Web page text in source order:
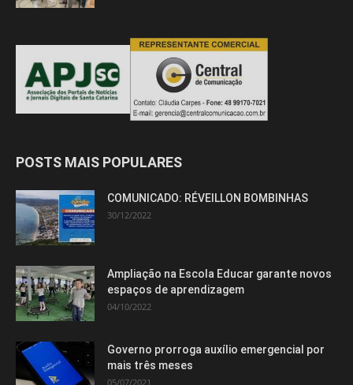
POSTS MAIS POPULARES
COMUNICADO: RÉVEILLON BOMBINHAS
30/12/2022
Ampliação na Escola Educar garante novos
espaços de aprendizagem
04/10/2022
Governo prorroga auxílio emergencial por
mais três meses
05/07/2021